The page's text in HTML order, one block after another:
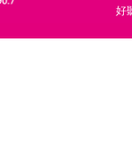
好